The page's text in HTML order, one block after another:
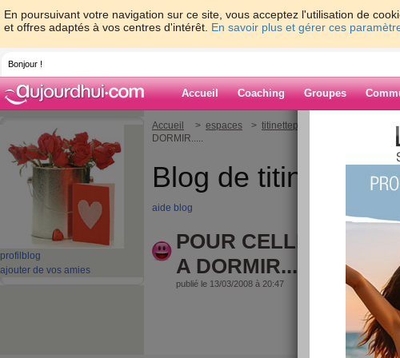
En poursuivant votre navigation sur ce site, vous acceptez l'utilisation de
et offres adaptés à vos centres d'intérêt. En savoir plus et gérer ces
Bonjour !
Accueil Coaching Groupes
profil blog
ajouter de vos amies
Accueil > espaces > titinettep
> POUR CELLES
DORMIR.....
Blog de titinettep
aide blog
POUR CELLES QUI
A DORMIR.....
publié le 13/03/2008 à 20:47